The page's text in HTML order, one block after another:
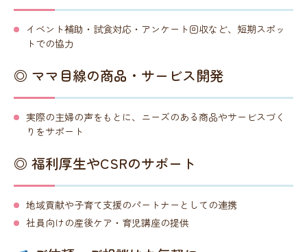
イベント補助・試食対応・アンケート回収など、短期スポッ
トでの協力
◎ ママ目線の商品・サービス開発
実際の主婦の声をもとに、ニーズのある商品やサービスづく
りをサポート
◎ 福利厚生やCSRのサポート
地域貢献や子育て支援のパートナーとしての連携
社員向けの産後ケア・育児講座の提供